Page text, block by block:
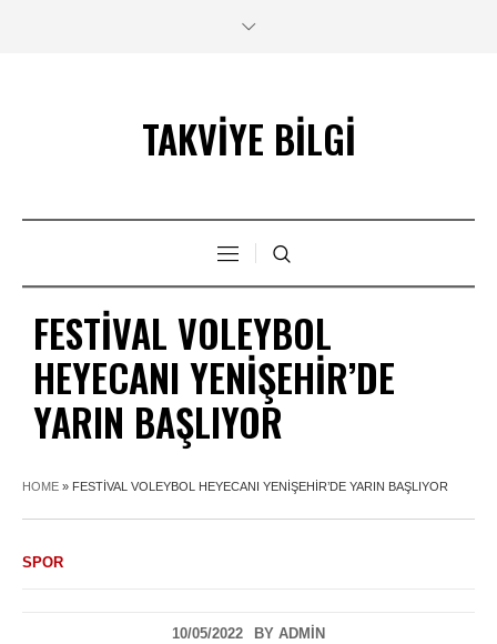
TAKVİYE BİLGİ
FESTIVAL VOLEYBOL
HEYECANI YENIŞEHIR’DE
YARIN BAŞLIYOR
HOME » FESTIVAL VOLEYBOL HEYECANI YENIŞEHIR’DE YARIN BAŞLIYOR
SPOR
10/05/2022 BY ADMIN